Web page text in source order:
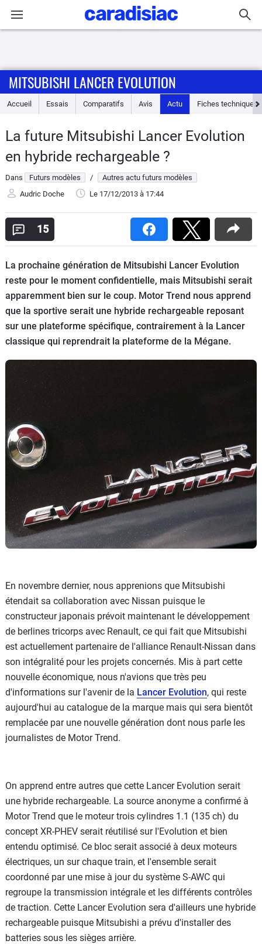
Accueil
Essais
Guide
d'achat
Electriques
Utilitaires
Flottes
Services
Forum
Moto
Marques
MITSUBISHI LANCER EVOLUTION
Accueil Essais Comparatifs Avis Actu Fiches techniques
La future Mitsubishi Lancer Evolution
en hybride rechargeable ?
Dans Futurs modèles /
Autres actu futurs modèles
Audric Doche
Le 17/12/2013 à 17:44
15
La prochaine génération de Mitsubishi Lancer Evolution
reste pour le moment confidentielle, mais Mitsubishi serait
apparemment bien sur le coup. Motor Trend nous apprend
que la sportive serait une hybride rechargeable reposant
sur une plateforme spécifique, contrairement à la Lancer
classique qui reprendrait la plateforme de la Mégane.
En novembre dernier, nous apprenions que Mitsubishi
étendait sa collaboration avec Nissan puisque le
constructeur japonais prévoit maintenant le développement
de berlines tricorps avec Renault, ce qui fait que Mitsubishi
est actuellement partenaire de l'alliance Renault-Nissan dans
son intégralité pour les projets concernés. Mis à part cette
nouvelle économique, nous n'avions que très peu
d'informations sur l'avenir de la Lancer Evolution, qui reste
aujourd'hui au catalogue de la marque mais qui sera bientôt
remplacée par une nouvelle génération dont nous parle les
journalistes de Motor Trend.
On apprend entre autres que cette Lancer Evolution serait
une hybride rechargeable. La source anonyme a confirmé à
Motor Trend que le moteur trois cylindres 1.1 (135 ch) du
concept XR-PHEV serait réutilisé sur l'Evolution et bien
entendu optimisé. Ce bloc serait associé à deux moteurs
électriques, un sur chaque train, et l'ensemble serait
coordonné par une mise à jour du système S-AWC qui
regroupe la transmission intégrale et les différents contrôles
de traction. Cette Lancer Evolution sera d'ailleurs une hybride
rechargeable puisque Mitsubishi a prévu d'installer des
batteries sous les sièges arrière.